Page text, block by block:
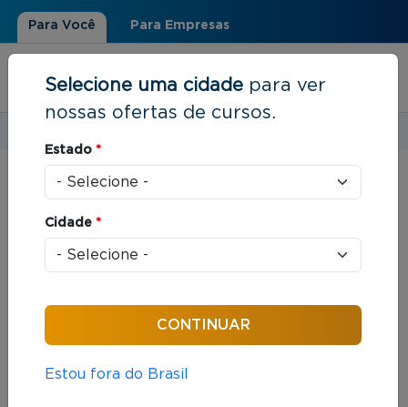
Para Você Para Empresas
Você está aqui
Resultados de busca
Foram encontrados: 312 cursos
Selecione uma cidade para ver
nossas ofertas de cursos.
Estado *
Cidade *
Estou fora do Brasil